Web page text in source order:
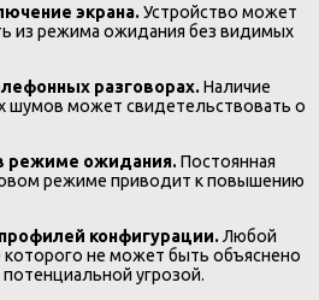
экрана.Устройство может
из режима ожидания без видимых
разговорах.Наличие
шумов может свидетельствовать о
режиме ожидания.Постоянная
режиме приводит к повышению
конфигурации.Любой
не может быть объяснено
угрозой.